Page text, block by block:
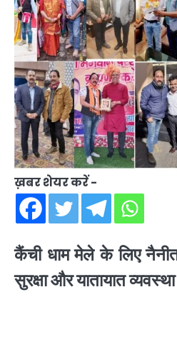
ख़बर शेयर करें -
कैंची धाम मेले के लिए
सुरक्षा और यातायात